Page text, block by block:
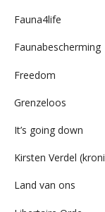
Fauna4life
Faunabescherming
Freedom
Grenzeloos
It’s going down
Kirsten Verdel
Land van ons